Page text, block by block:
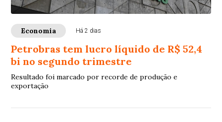
Economia Há 2 dias
Petrobras tem lucro líquido de R$ 52,4
bi no segundo trimestre
Resultado foi marcado por recorde de produção e
exportação